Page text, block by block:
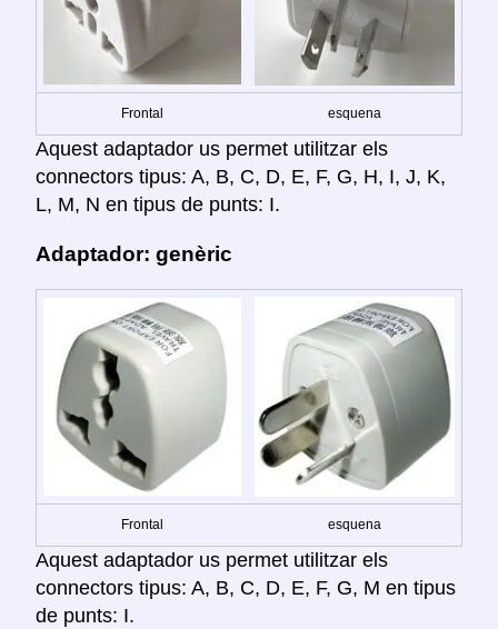
Frontal esquena
Aquest adaptador us permet utilitzar els
connectors tipus: A, B, C, D, E, F, G, H, I, J, K,
L, M, N en tipus de punts: I.
Adaptador: genèric
Frontal esquena
Aquest adaptador us permet utilitzar els
connectors tipus: A, B, C, D, E, F, G, M en tipus
de punts: I.